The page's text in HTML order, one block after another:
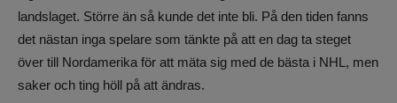
landslaget. Större än så kunde det inte bli. På den tiden fanns
det nästan inga spelare som tänkte på att en dag ta steget
över till Nordamerika för att mäta sig med de bästa i NHL, men
saker och ting höll på att ändras.